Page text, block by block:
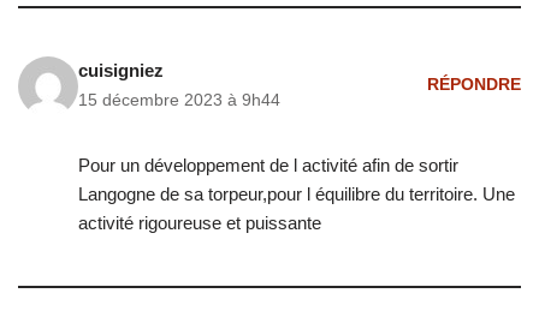
cuisigniez
15 décembre 2023 à 9h44
RÉPONDRE
Pour un développement de l activité afin de sortir
Langogne de sa torpeur,pour l équilibre du territoire. Une
activité rigoureuse et puissante